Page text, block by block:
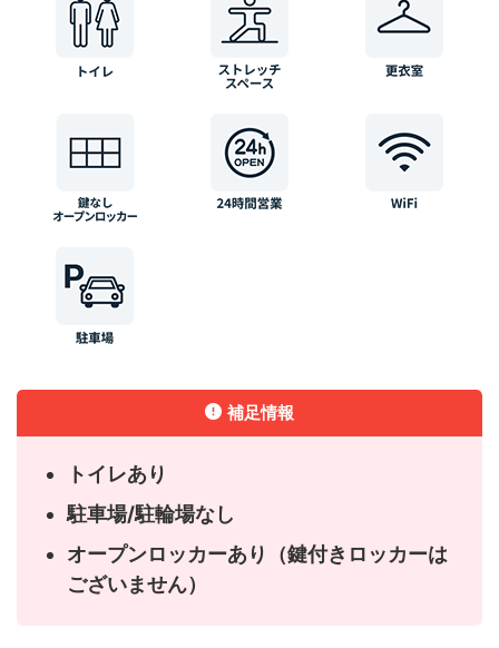
補足情報
トイレあり
駐車場/駐輪場なし
オープンロッカーあり（鍵付きロッカーは
ございません）